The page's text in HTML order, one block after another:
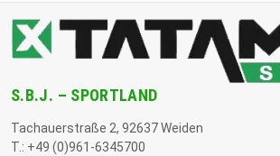
S.B.J. – SPORTLAND
Tachauerstraße 2, 92637 Weiden
T.: +49 (0)961-6345700